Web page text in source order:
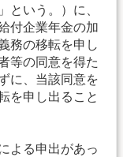
という。）に、
付企業年金の加
務の移転を申し
等の同意を得た
に、当該同意を
を申し出ること
よる申出があっ